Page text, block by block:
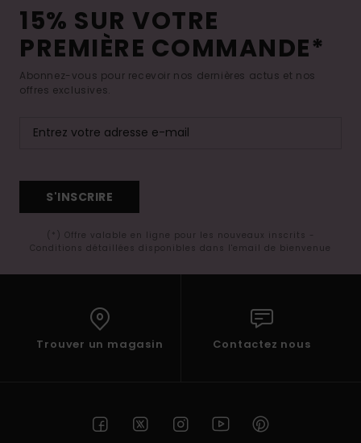
15% SUR VOTRE
PREMIÈRE COMMANDE*
Abonnez-vous pour recevoir nos dernières actus et nos
offres exclusives.
S'INSCRIRE
(*) Offre valable en ligne pour les nouveaux inscrits -
Conditions détaillées disponibles dans l'email de bienvenue
Trouver un magasin Contactez nous